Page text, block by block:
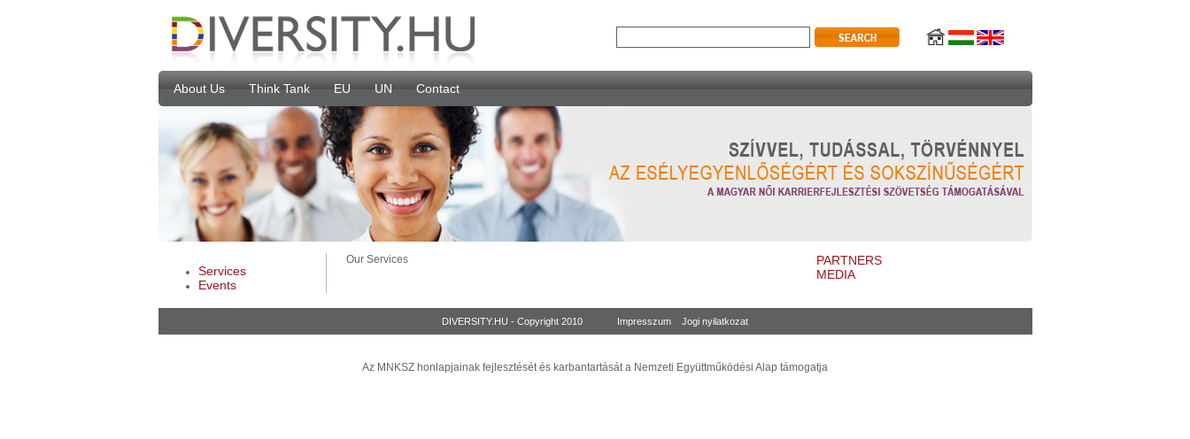
About Us Think Tank EU UN Contact
Services
Events
Our Services
PARTNERS
MEDIA
DIVERSITY.HU - Copyright 2010 Impresszum Jogi nyilatkozat
Az MNKSZ honlapjainak fejlesztését és karbantartását a Nemzeti Együttműködési Alap támogatja